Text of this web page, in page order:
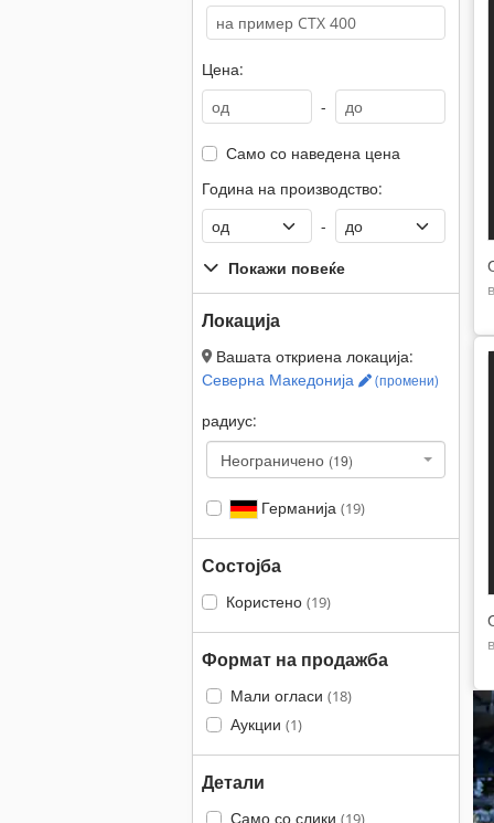
Цена:
-
Само со наведена цена
Година на производство:
-
Покажи повеќе
Локација
Вашата откриена локација:
Северна Македонија
(промени)
радиус:
Неограничено (19)
Германија (19)
Состојба
Користено (19)
Формат на продажба
Мали огласи (18)
Аукции (1)
Детали
Само со слики (19)